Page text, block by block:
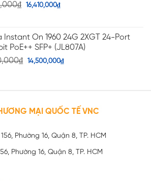
₫ 16,410,000₫
Instant On 1960 24G 2XGT 24-Port
PoE++ SFP+ (JL807A)
₫ 14,500,000₫
MẠI QUỐC TẾ VNC
Phường 16, Quận 8, TP. HCM
Phường 16, Quận 8, TP. HCM